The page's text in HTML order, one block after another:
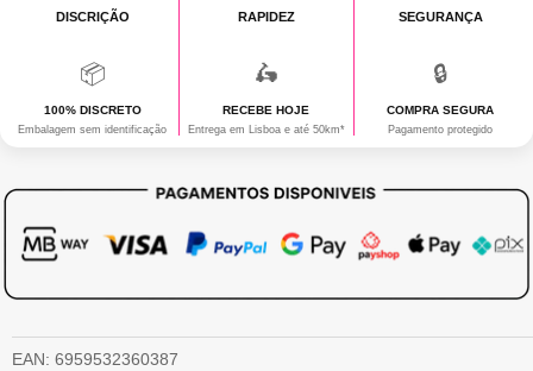
DISCRIÇÃO
📦
100% DISCRETO
Embalagem sem identificação
RAPIDEZ
🛵
RECEBE HOJE
Entrega em Lisboa e até 50km*
SEGURANÇA
🔒
COMPRA SEGURA
Pagamento protegido
EAN: 6959532360387